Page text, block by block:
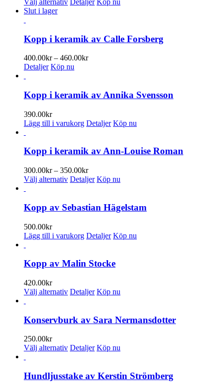
olika
väljas
på
flera
varianter.
De
olika
alternativen
väljas
på
Slut i lager
Kopp i keramik av Calle Forsberg
400.00kr – 460.00krPrisintervall:
Detaljer Köp nu
Kopp i keramik av Annika Svensson
390.00kr
Lägg till i varukorg Detaljer Köp nu
Kopp i keramik av Ann-Louise Roman
300.00kr – 350.00krPrisintervall:
300.00kr
Välj alternativ Den
har
flera
De
olika
kan
väljas
Detaljer Köp nu
Kopp av Sebastian Hägelstam
500.00kr
Lägg till i varukorg Detaljer Köp nu
Kopp av Malin Stocke
420.00kr
Välj alternativ Den
har
flera
De
olika
kan
väljas
Detaljer Köp nu
Konservburk av Sara Nermansdotter
250.00kr
Välj alternativ Den
har
flera
Detaljer Köp nu
Hundljusstake av Kerstin Strömberg